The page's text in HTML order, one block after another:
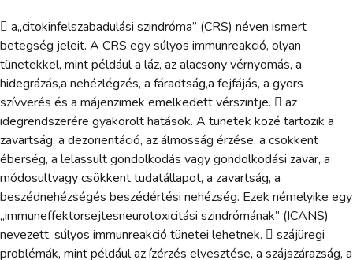
 a„citokinfelszabadulási szindróma” (CRS) néven ismert
betegség jeleit. A CRS egy súlyos immunreakció, olyan
tünetekkel, mint például a láz, az alacsony vérnyomás, a
hidegrázás,a nehézlégzés, a fáradtság,a fejfájás, a gyors
szívverés és a májenzimek emelkedett vérszintje.  az
idegrendszerére gyakorolt hatások. A tünetek közé tartozik a
zavartság, a dezorientáció, az álmosság érzése, a csökkent
éberség, a lelassult gondolkodás vagy gondolkodási zavar, a
módosultvagy csökkent tudatállapot, a zavartság, a
beszédnehézségés beszédértési nehézség. Ezek némelyike egy
„immuneffektorsejtesneurotoxicitási szindrómának” (ICANS)
nevezett, súlyos immunreakció tünetei lehetnek.  szájüregi
problémák, mint például az ízérzés elvesztése, a szájszárazság, a